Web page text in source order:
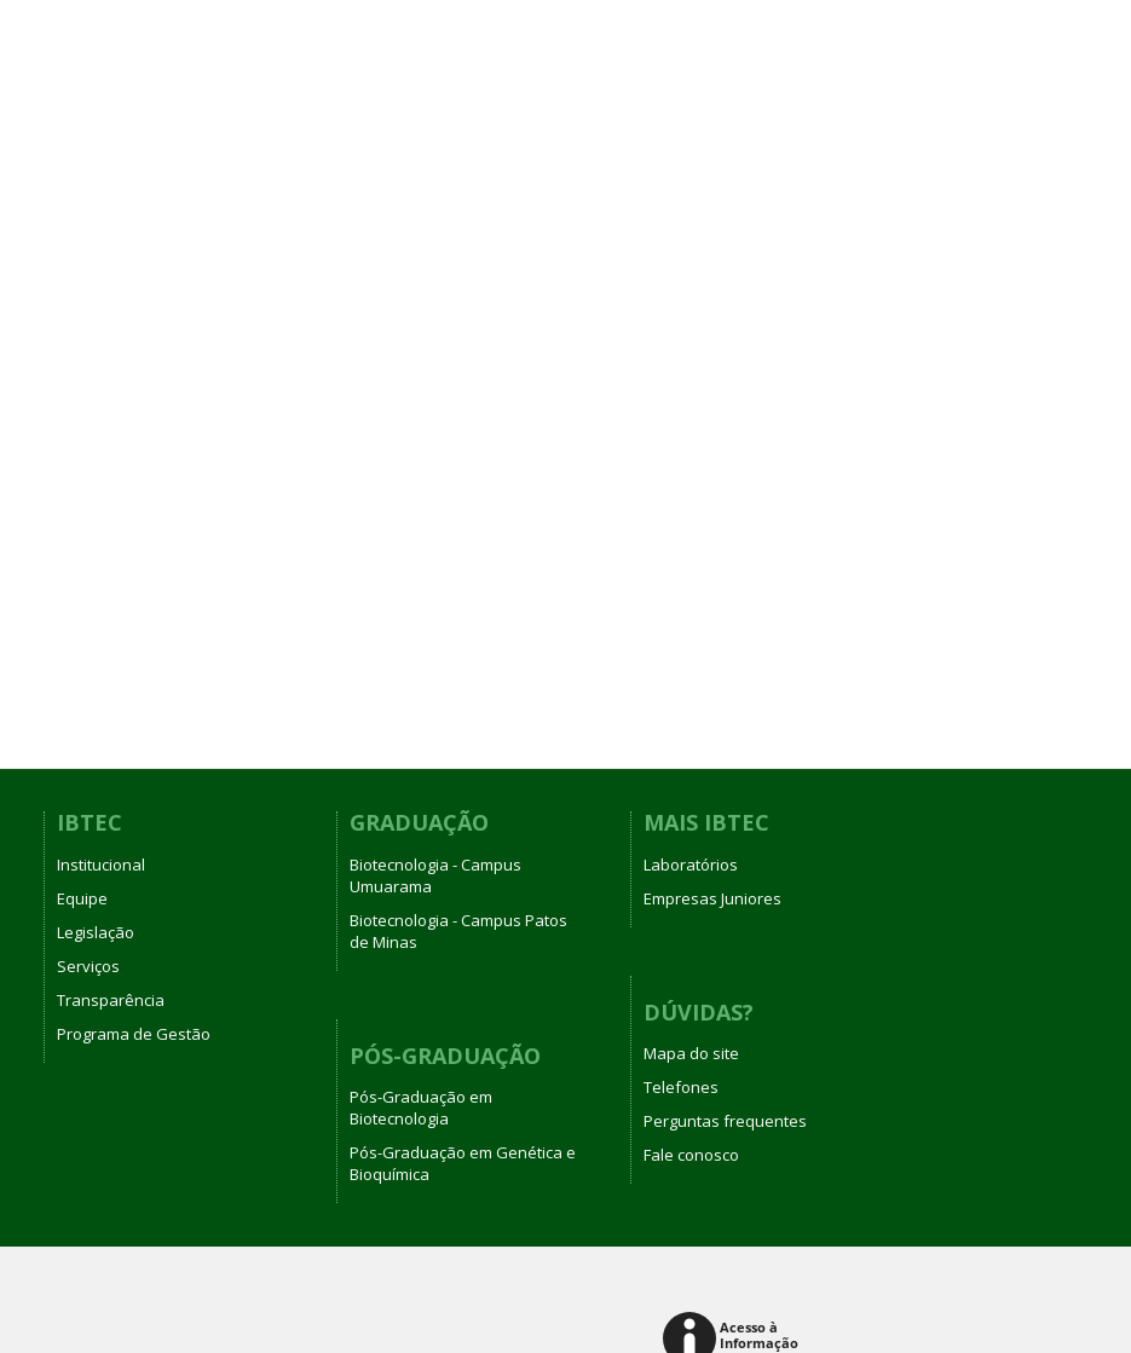
IBTEC
Institucional
Equipe
Legislação
Serviços
Transparência
Programa de Gestão
GRADUAÇÃO
Biotecnologia - Campus
Umuarama
Biotecnologia - Campus Patos
de Minas
PÓS-GRADUAÇÃO
Pós-Graduação em
Biotecnologia
Pós-Graduação em Genética e
Bioquímica
MAIS IBTEC
Laboratórios
Empresas Juniores
DÚVIDAS?
Mapa do site
Telefones
Perguntas frequentes
Fale conosco